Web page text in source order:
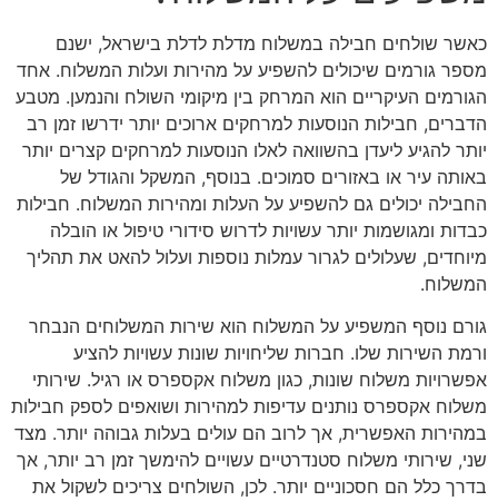
כאשר שולחים חבילה במשלוח מדלת לדלת בישראל, ישנם
מספר גורמים שיכולים להשפיע על מהירות ועלות המשלוח. אחד
הגורמים העיקריים הוא המרחק בין מיקומי השולח והנמען. מטבע
הדברים, חבילות הנוסעות למרחקים ארוכים יותר ידרשו זמן רב
יותר להגיע ליעדן בהשוואה לאלו הנוסעות למרחקים קצרים יותר
באותה עיר או באזורים סמוכים. בנוסף, המשקל והגודל של
החבילה יכולים גם להשפיע על העלות ומהירות המשלוח. חבילות
כבדות ומגושמות יותר עשויות לדרוש סידורי טיפול או הובלה
מיוחדים, שעלולים לגרור עמלות נוספות ועלול להאט את תהליך
המשלוח.
גורם נוסף המשפיע על המשלוח הוא שירות המשלוחים הנבחר
ורמת השירות שלו. חברות שליחויות שונות עשויות להציע
אפשרויות משלוח שונות, כגון משלוח אקספרס או רגיל. שירותי
משלוח אקספרס נותנים עדיפות למהירות ושואפים לספק חבילות
במהירות האפשרית, אך לרוב הם עולים בעלות גבוהה יותר. מצד
שני, שירותי משלוח סטנדרטיים עשויים להימשך זמן רב יותר, אך
בדרך כלל הם חסכוניים יותר. לכן, השולחים צריכים לשקול את